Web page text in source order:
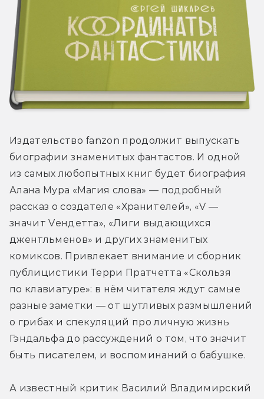
Издательство fanzon продолжит выпускать
биографии знаменитых фантастов. И одной
из самых любопытных книг будет биография
Алана Мура «Магия слова» — подробный
рассказ о создателе «Хранителей», «V —
значит Vендетта», «Лиги выдающихся
джентльменов» и других знаменитых
комиксов. Привлекает внимание и сборник
публицистики Терри Пратчетта «Скользя
по клавиатуре»: в нём читателя ждут самые
разные заметки — от шутливых размышлений
о грибах и спекуляций про личную жизнь
Гэндальфа до рассуждений о том, что значит
быть писателем, и воспоминаний о бабушке.
А известный критик Василий Владимирский